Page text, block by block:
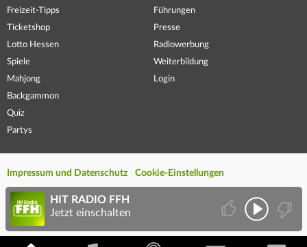
Freizeit-Tipps
Ticketshop
Lotto Hessen
Spiele
Mahjong
Backgammon
Quiz
Partys
Führungen
Presse
Radiowerbung
Weiterbildung
Login
Impressum und Datenschutz Cookie-Einstellungen
HIT RADIO FFH
Jetzt einschalten